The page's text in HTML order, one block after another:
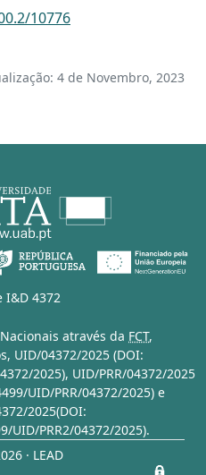
10776
4 de Novembro, 2023
I&D 4372
através da FCT,
UID/04372/2025 (DOI:
2025), UID/PRR/04372/2025
UID/PRR/04372/2025)e
2025(DOI:
UID/PRR2/04372/2025).
· LEAD